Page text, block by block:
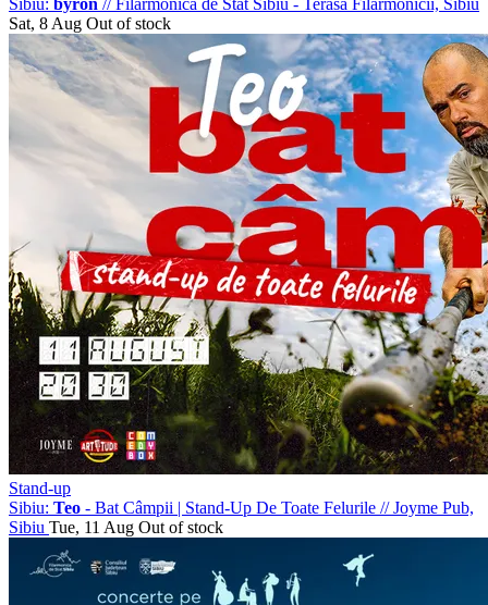
Sibiu: byron //Filarmonica de Stat Sibiu - Terasa Filarmonicii, Sibiu
Sat, 8 Aug Out of stock
Stand-up
Sibiu: Teo - Bat Câmpii | Stand-Up De Toate Felurile //Joyme Pub,
Sibiu Tue, 11 Aug Out of stock